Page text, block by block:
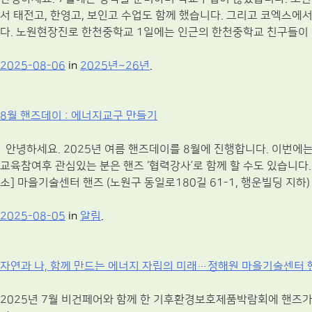
서 태전고, 한영고, 보인고 수업도 함께 했습니다. 그리고 코엑스
다. 노원현장진로 한천중학교 1일에는 인근의 한천중학교 친구들
2025-08-06 in 2025년~26년
8월 핸즈데이 : 에너지교구 만들기
안녕하세요. 2025년 여름 핸즈데이를 8월에 진행합니다. 이번에
교육참여후 관심있는 분은 핸즈 ‘협력강사’로 함께 할 수도 있습
소] 마을기술센터 핸즈 (노원구 동일로180길 61-1, 행운빌딩 지
2025-08-05 in 알림
자연과 나, 함께 만드는 에너지 자립의 미래…정해원 마을기술센터
2025년 7월 비건페어와 함께 한 기후환경보호제품박람회에 핸